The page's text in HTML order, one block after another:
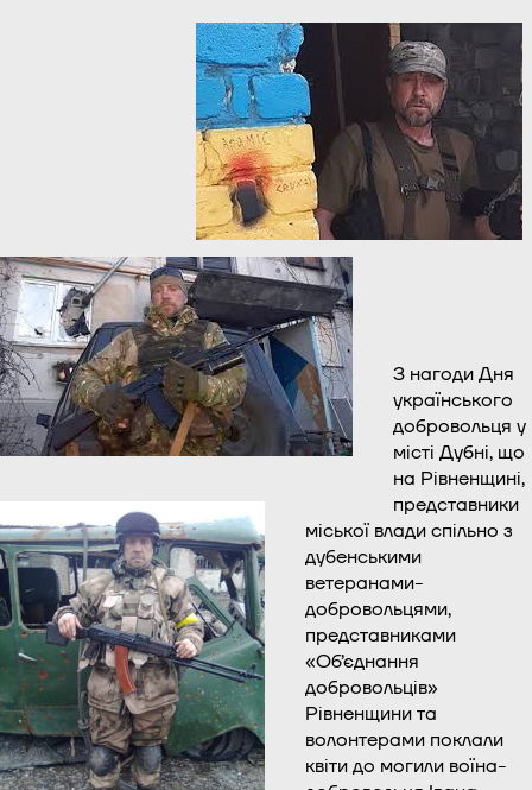
З нагоди Дня
українського
добровольця у
місті Дубні, що
на Рівненщині,
представники
міської влади спільно з
дубенськими
ветеранами-
добровольцями,
представниками
«Об’єднання
добровольців»
Рівненщини та
волонтерами поклали
квіти до могили воїна-